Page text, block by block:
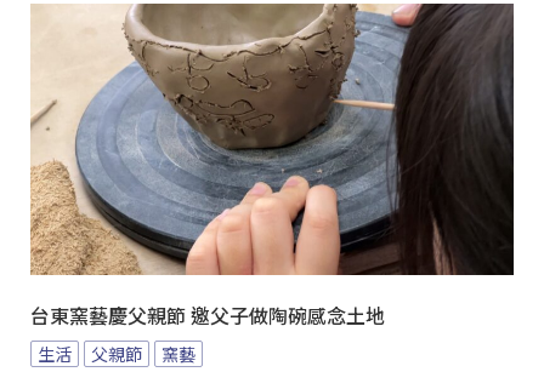
台東窯藝慶父親節 邀父子做陶碗感念土地
生活 父親節 窯藝